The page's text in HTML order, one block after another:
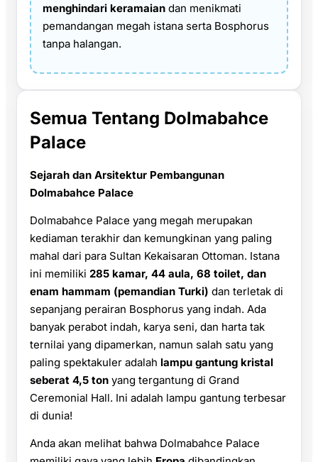
menghindari keramaian dan menikmati
pemandangan megah istana serta Bosphorus
tanpa halangan.
Semua Tentang Dolmabahce
Palace
Sejarah dan Arsitektur Pembangunan
Dolmabahce Palace
Dolmabahce Palace yang megah merupakan
kediaman terakhir dan kemungkinan yang paling
mahal dari para Sultan Kekaisaran Ottoman. Istana
ini memiliki 285 kamar, 44 aula, 68 toilet, dan
enam hammam (pemandian Turki) dan terletak di
sepanjang perairan Bosphorus yang indah. Ada
banyak perabot indah, karya seni, dan harta tak
ternilai yang dipamerkan, namun salah satu yang
paling spektakuler adalah lampu gantung kristal
seberat 4,5 ton yang tergantung di Grand
Ceremonial Hall. Ini adalah lampu gantung terbesar
di dunia!
Anda akan melihat bahwa Dolmabahce Palace